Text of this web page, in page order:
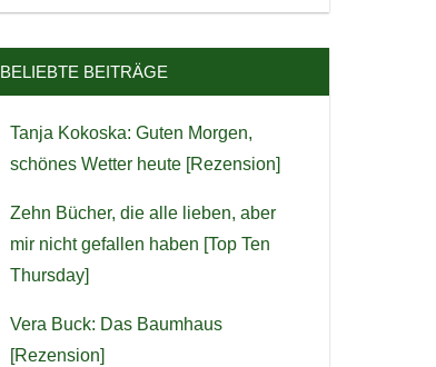
BELIEBTE BEITRÄGE
Tanja Kokoska: Guten Morgen,
schönes Wetter heute [Rezension]
Zehn Bücher, die alle lieben, aber
mir nicht gefallen haben [Top Ten
Thursday]
Vera Buck: Das Baumhaus
[Rezension]